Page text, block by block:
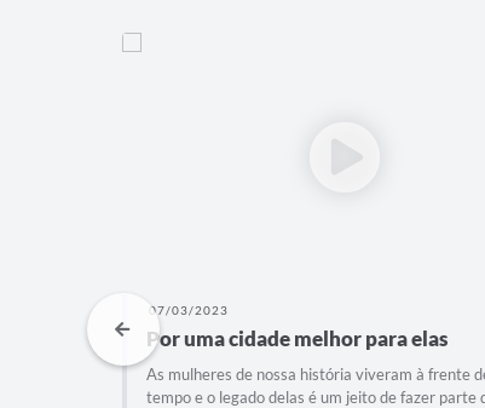
07/03/2023
Por uma cidade melhor para elas
As mulheres de nossa história viveram à frente
tempo e o legado delas é um jeito de fazer parte